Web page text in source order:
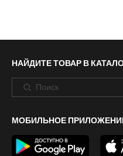
НАЙДИТЕ ТОВАР В
МОБИЛЬНОЕ ПРИЛОЖЕНИЕ